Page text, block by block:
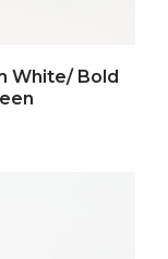
White/ Bold